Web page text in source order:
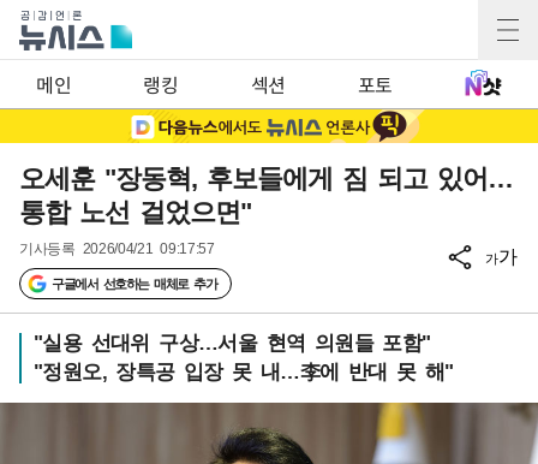
메인 랭킹 섹션 포토
오세훈 "장동혁, 후보들에게 짐 되고 있어…
통합 노선 걸었으면"
기사등록 2026/04/21 09:17:57
구글에서 선호하는 매체로 추가
가가
"실용 선대위 구상…서울 현역 의원들 포함"
"정원오, 장특공 입장 못 내…李에 반대 못 해"